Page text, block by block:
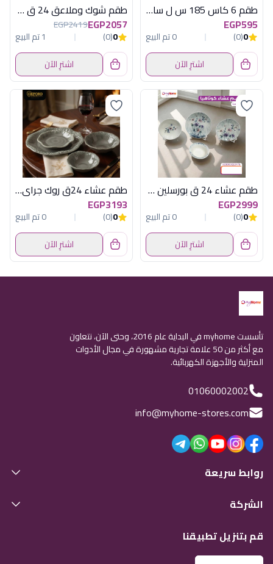
طقم 6 كاس 185 س ل سادة ريسيرف باسابتشة
EGP595
0
(0)
0 تم البيع
اشترِ الآن
طقم شوك وملاعق 24 ق تيتانيوم شامبين
EGP2057
EGP2419
0
(0)
1 تم البيع
اشترِ الآن
طقم عشاء 24 ق بورسلين كوتاهيا تركى
EGP2999
0
(0)
0 تم البيع
اشترِ الآن
طقم عشاء 24ق روك جراى غامق*جراى فاتح مط
EGP3193
0
(0)
0 تم البيع
اشترِ الآن
تأسست myhome في البداية عام 2016، وحتى الآن، نتعاون
مع أكثر من 50 علامة تجارية مشهورة في مجال الأدوات
المنزلية والأجهزة الكهربائية.
01060002002
info@myhome-stores.com
روابط سريعة
الشركة
قم بتنزيل تطبيقنا